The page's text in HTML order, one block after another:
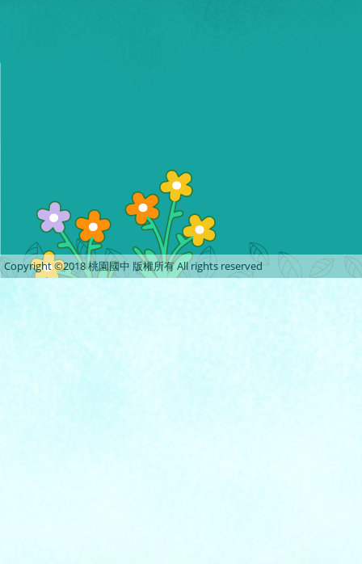
Copyright ©2018 桃園國中 版權所有 All rights reserved